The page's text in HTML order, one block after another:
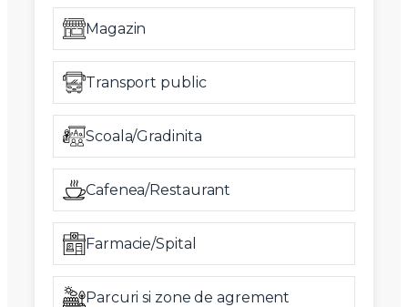
Magazin
Transport public
Scoala/Gradinita
Cafenea/Restaurant
Farmacie/Spital
Parcuri si zone de agrement